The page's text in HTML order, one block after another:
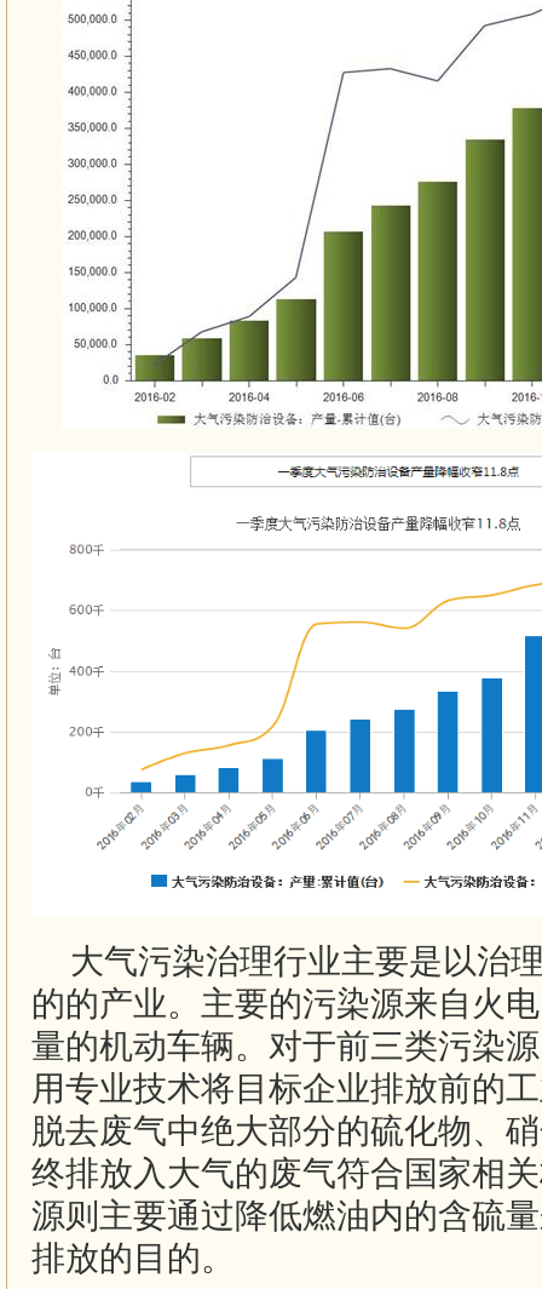
大气污染治理行业主要是以治
的的产业。主要的污染源来自火
量的机动车辆。对于前三类污染
用专业技术将目标企业排放前的
脱去废气中绝大部分的硫化物、
终排放入大气的废气符合国家相
源则主要通过降低燃油内的含硫
排放的目的。